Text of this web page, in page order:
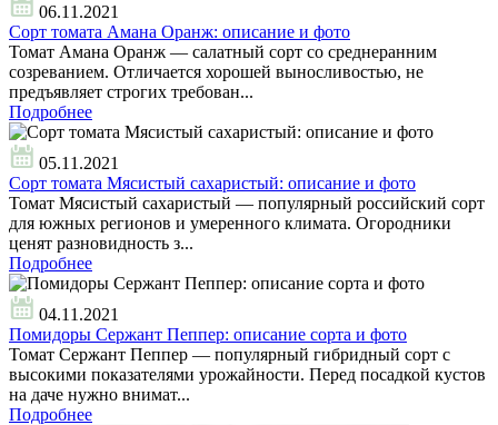
06.11.2021
Сорт томата Амана Оранж: описание и фото
Томат Амана Оранж — салатный сорт со среднеранним
созреванием. Отличается хорошей выносливостью, не
предъявляет строгих требован...
Подробнее
05.11.2021
Сорт томата Мясистый сахаристый: описание и фото
Томат Мясистый сахаристый — популярный российский сорт
для южных регионов и умеренного климата. Огородники
ценят разновидность з...
Подробнее
04.11.2021
Помидоры Сержант Пеппер: описание сорта и фото
Томат Сержант Пеппер — популярный гибридный сорт с
высокими показателями урожайности. Перед посадкой кустов
на даче нужно внимат...
Подробнее